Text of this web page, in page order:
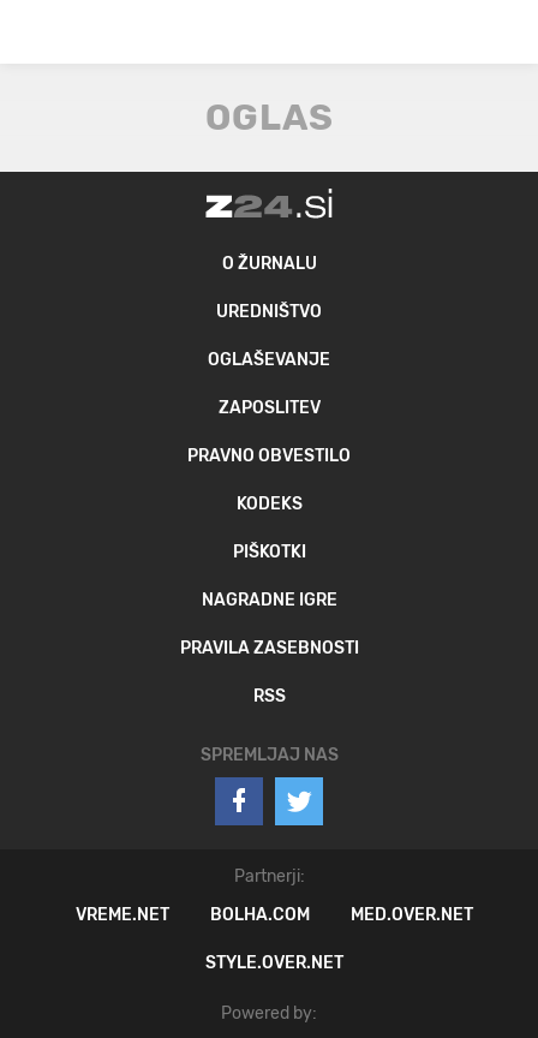
O ŽURNALU
UREDNIŠTVO
OGLAŠEVANJE
ZAPOSLITEV
PRAVNO OBVESTILO
KODEKS
PIŠKOTKI
NAGRADNE IGRE
PRAVILA ZASEBNOSTI
RSS
SPREMLJAJ NAS
Partnerji:
VREME.NET
BOLHA.COM MED.OVER.NET
STYLE.OVER.NET
Powered by: